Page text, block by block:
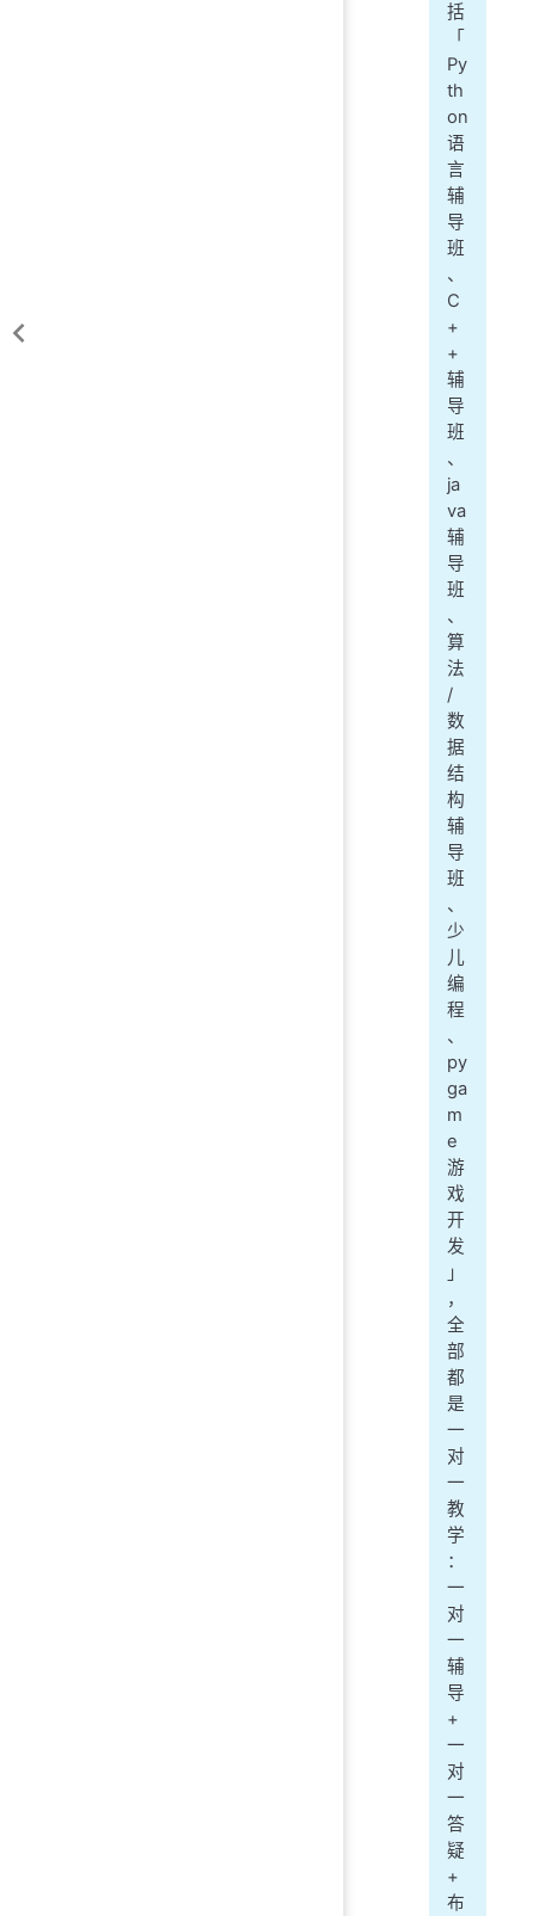
括
「
Py
th
on
语
言
辅
导
班
、
C
+
+
辅
导
班
、
ja
va
辅
导
班
、
算
法
/
数
据
结
构
辅
导
班
、
少
儿
编
程
、
py
ga
m
e
游
戏
开
发
」
，
全
部
都
是
一
对
一
教
学
：
一
对
一
辅
导
+
一
对
一
答
疑
+
布